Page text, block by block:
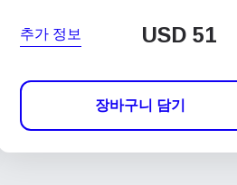
추가 정보 USD 51
장바구니 담기